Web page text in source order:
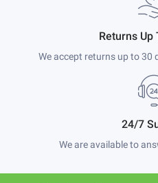
Returns Up
We accept returns up to 30
24/7
We are available to